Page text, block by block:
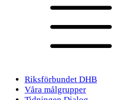
Riksförbundet DHB
Våra målgrupper